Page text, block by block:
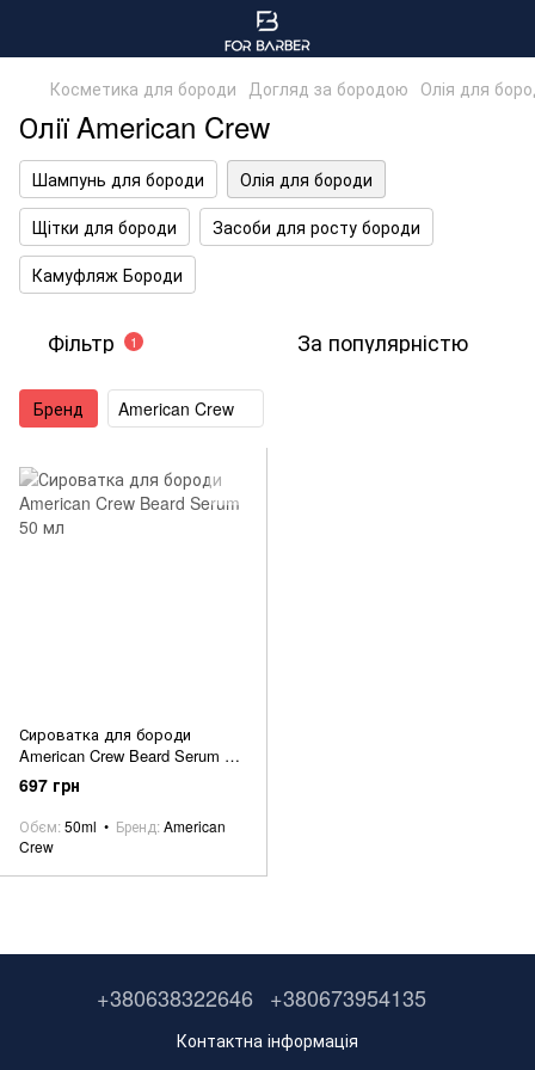
Косметика для бороди Догляд за бородою Олія для
Олії American Crew
Шампунь для бороди
Олія для бороди
Щітки для бороди
Засоби для росту бороди
Камуфляж Бороди
Фільтр 1 За популярністю
Бренд American Crew
Сироватка для бороди
American Crew Beard Serum 50
мл
697 грн
Обєм 50ml Бренд American
Crew
+380638322646 +380673954135
Контактна інформація